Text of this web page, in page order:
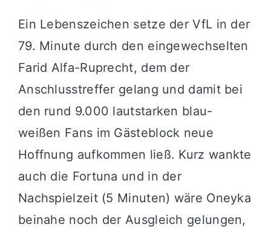
Ein Lebenszeichen setze der VfL in der
79. Minute durch den eingewechselten
Farid Alfa-Ruprecht, dem der
Anschlusstreffer gelang und damit bei
den rund 9.000 lautstarken blau-
weißen Fans im Gästeblock neue
Hoffnung aufkommen ließ. Kurz wankte
auch die Fortuna und in der
Nachspielzeit (5 Minuten) wäre Oneyka
beinahe noch der Ausgleich gelungen,